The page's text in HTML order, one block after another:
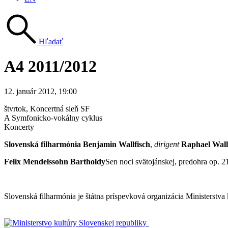
Hľadať
A4 2011/2012
12. január 2012, 19:00
štvrtok, Koncertná sieň SF
A Symfonicko-vokálny cyklus
Koncerty
Slovenská filharmónia Benjamin Wallfisch, dirigentRaphael
Felix Mendelssohn BartholdySen noci svätojánskej, predohra op. 21
Slovenská filharmónia je štátna príspevková organizácia